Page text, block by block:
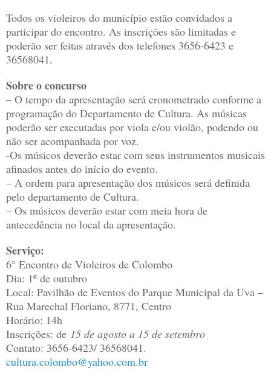
Todos os violeiros do município estão convidados a
participar do encontro. As inscrições são limitadas e
poderão ser feitas através dos telefones 3656-6423 e
36568041.
Sobre o concurso
– O tempo da apresentação será cronometrado conforme a
programação do Departamento de Cultura. As músicas
poderão ser executadas por viola e/ou violão, podendo ou
não ser acompanhada por voz.
-Os músicos deverão estar com seus instrumentos musicais
afinados antes do início do evento.
– A ordem para apresentação dos músicos será definida
pelo departamento de Cultura.
– Os músicos deverão estar com meia hora de
antecedência no local da apresentação.
Serviço:
6° Encontro de Violeiros de Colombo
Dia: 1º de outubro
Local: Pavilhão de Eventos do Parque Municipal da Uva –
Rua Marechal Floriano, 8771, Centro
Horário: 14h
Inscrições: de 15 de agosto a 15 de setembro
Contato: 3656-6423/ 36568041.
cultura.colombo@yahoo.com.br